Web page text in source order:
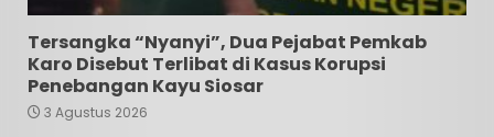
Tersangka “Nyanyi”, Dua Pejabat Pemkab
Karo Disebut Terlibat di Kasus Korupsi
Penebangan Kayu Siosar
3 Agustus 2026